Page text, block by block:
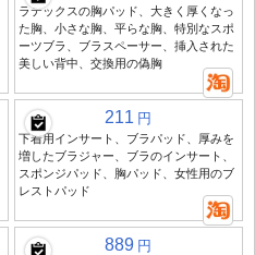
ラテックスの胸パッド、大きく厚くなっ
た胸、小さな胸、平らな胸、特別なスポ
ーツブラ、ブラスペーサー、挿入された
美しい背中、交換用の偽胸
211 円
下着用インサート、ブラパッド、厚みを
増したブラジャー、ブラのインサート、
スポンジパッド、胸パッド、女性用のブ
レストパッド
889 円